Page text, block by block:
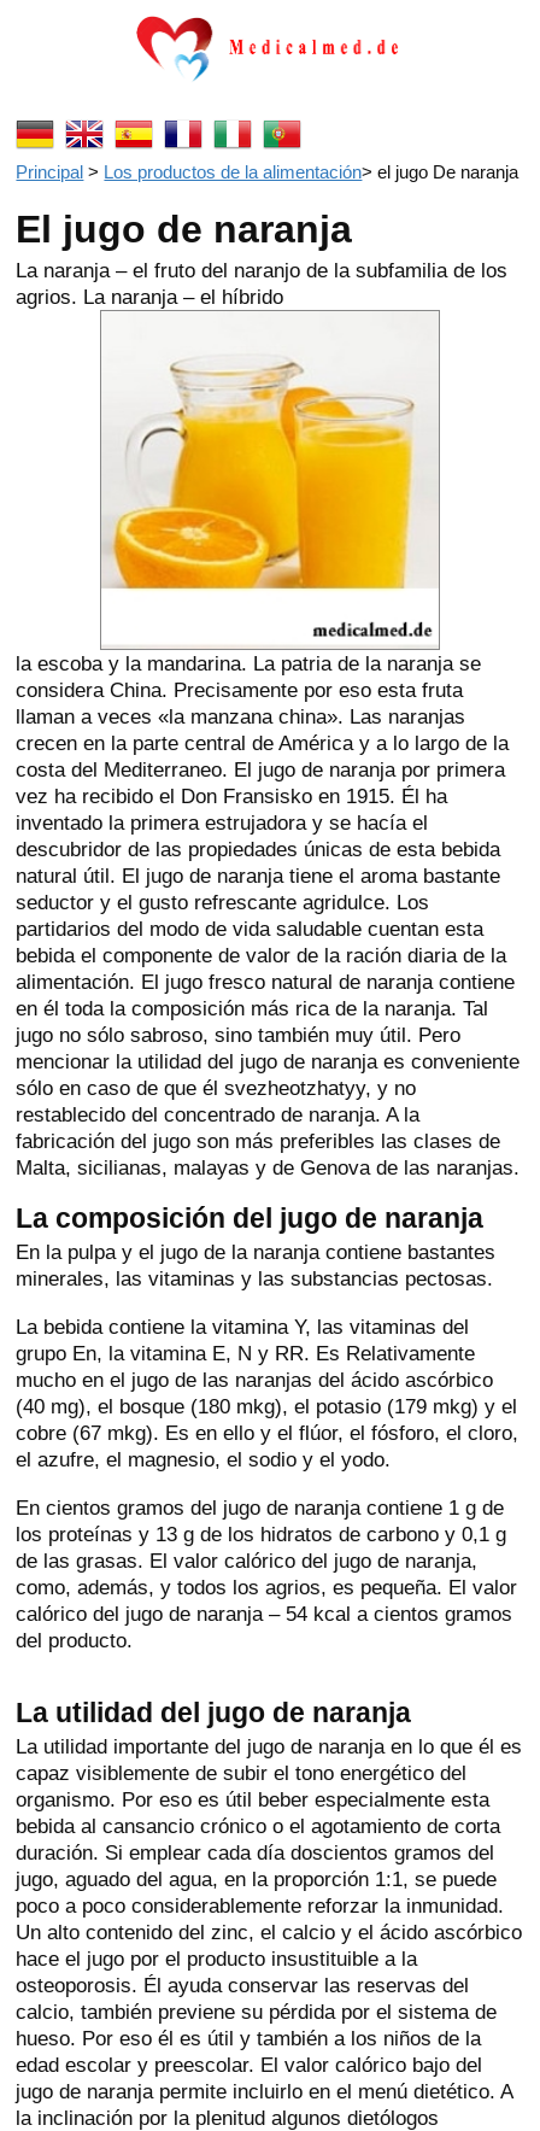
Principal > Los productos de la alimentación>el jugo De naranja
El jugo de naranja
La naranja – el fruto del naranjo de la subfamilia de los
agrios. La naranja – el híbrido
la escoba y la mandarina. La patria de la naranja se
considera China. Precisamente por eso esta fruta
llaman a veces «la manzana china». Las naranjas
crecen en la parte central de América y a lo largo de la
costa del Mediterraneo. El jugo de naranja por primera
vez ha recibido el Don Fransisko en 1915. Él ha
inventado la primera estrujadora y se hacía el
descubridor de las propiedades únicas de esta bebida
natural útil. El jugo de naranja tiene el aroma bastante
seductor y el gusto refrescante agridulce. Los
partidarios del modo de vida saludable cuentan esta
bebida el componente de valor de la ración diaria de la
alimentación. El jugo fresco natural de naranja contiene
en él toda la composición más rica de la naranja. Tal
jugo no sólo sabroso, sino también muy útil. Pero
mencionar la utilidad del jugo de naranja es conveniente
sólo en caso de que él svezheotzhatyy, y no
restablecido del concentrado de naranja. A la
fabricación del jugo son más preferibles las clases de
Malta, sicilianas, malayas y de Genova de las naranjas.
La composición del jugo de naranja
En la pulpa y el jugo de la naranja contiene bastantes
minerales, las vitaminas y las substancias pectosas.
La bebida contiene la vitamina Y, las vitaminas del
grupo En, la vitamina E, N y RR. Es Relativamente
mucho en el jugo de las naranjas del ácido ascórbico
(40 mg), el bosque (180 mkg), el potasio (179 mkg) y el
cobre (67 mkg). Es en ello y el flúor, el fósforo, el cloro,
el azufre, el magnesio, el sodio y el yodo.
En cientos gramos del jugo de naranja contiene 1 g de
los proteínas y 13 g de los hidratos de carbono y 0,1 g
de las grasas. El valor calórico del jugo de naranja,
como, además, y todos los agrios, es pequeña. El valor
calórico del jugo de naranja – 54 kcal a cientos gramos
del producto.
La utilidad del jugo de naranja
La utilidad importante del jugo de naranja en lo que él es
capaz visiblemente de subir el tono energético del
organismo. Por eso es útil beber especialmente esta
bebida al cansancio crónico o el agotamiento de corta
duración. Si emplear cada día doscientos gramos del
jugo, aguado del agua, en la proporción 1:1, se puede
poco a poco considerablemente reforzar la inmunidad.
Un alto contenido del zinc, el calcio y el ácido ascórbico
hace el jugo por el producto insustituible a la
osteoporosis. Él ayuda conservar las reservas del
calcio, también previene su pérdida por el sistema de
hueso. Por eso él es útil y también a los niños de la
edad escolar y preescolar. El valor calórico bajo del
jugo de naranja permite incluirlo en el menú dietético. A
la inclinación por la plenitud algunos dietólogos